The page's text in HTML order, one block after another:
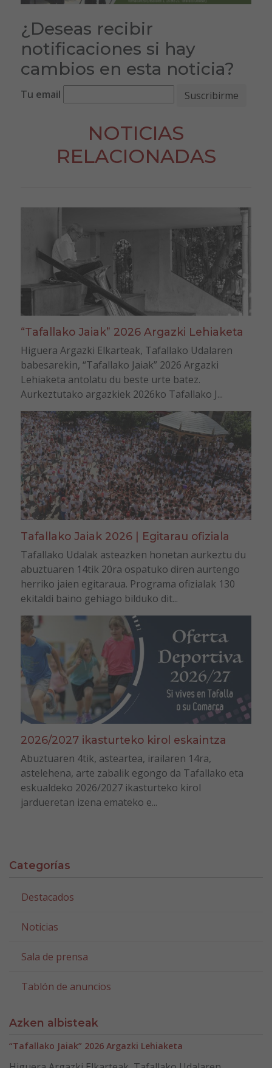
¿Deseas recibir
notificaciones si hay
cambios en esta noticia?
Tu email
NOTICIAS
RELACIONADAS
“Tafallako Jaiak” 2026 Argazki Lehiaketa
Higuera Argazki Elkarteak, Tafallako Udalaren
babesarekin, “Tafallako Jaiak” 2026 Argazki
Lehiaketa antolatu du beste urte batez.
Aurkeztutako argazkiek 2026ko Tafallako J...
Tafallako Jaiak 2026 | Egitarau ofiziala
Tafallako Udalak asteazken honetan aurkeztu du
abuztuaren 14tik 20ra ospatuko diren aurtengo
herriko jaien egitaraua. Programa ofizialak 130
ekitaldi baino gehiago bilduko dit...
2026/2027 ikasturteko kirol eskaintza
Abuztuaren 4tik, asteartea, irailaren 14ra,
astelehena, arte zabalik egongo da Tafallako eta
eskualdeko 2026/2027 ikasturteko kirol
jardueretan izena emateko e...
Categorías
Destacados
Noticias
Sala de prensa
Tablón de anuncios
Azken albisteak
“Tafallako Jaiak” 2026 Argazki Lehiaketa